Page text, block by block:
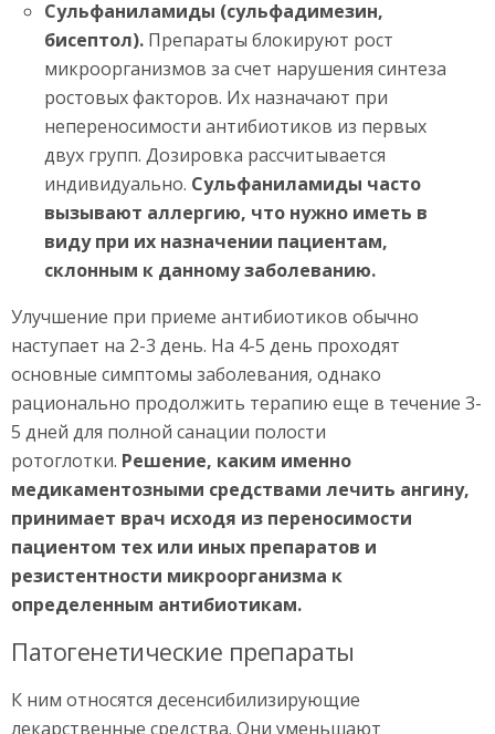
Сульфаниламиды (сульфадимезин,
бисептол). Препараты блокируют рост
микроорганизмов за счет нарушения синтеза
ростовых факторов. Их назначают при
непереносимости антибиотиков из первых
двух групп. Дозировка рассчитывается
индивидуально. Сульфаниламиды часто
вызывают аллергию, что нужно иметь в
виду при их назначении пациентам,
склонным к данному заболеванию.
Улучшение при приеме антибиотиков обычно
наступает на 2-3 день. На 4-5 день проходят
основные симптомы заболевания, однако
рационально продолжить терапию еще в течение 3-
5 дней для полной санации полости
ротоглотки. Решение, каким именно
медикаментозными средствами лечить ангину,
принимает врач исходя из переносимости
пациентом тех или иных препаратов и
резистентности микроорганизма к
определенным антибиотикам.
Патогенетические препараты
К ним относятся десенсибилизирующие
лекарственные средства. Они уменьшают